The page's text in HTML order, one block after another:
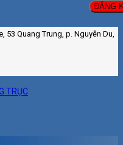
53 Quang Trung, p. Nguyễn Du,